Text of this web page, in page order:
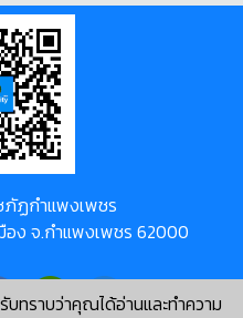
บทราบว่าคุณได้อ่านและทำความ
ภัฏกำแพงเพชร
อง จ.กำแพงเพชร 62000